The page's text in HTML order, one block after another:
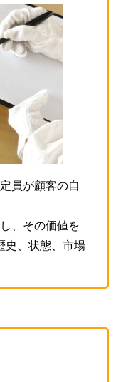
員が顧客の自
、その価値を
史、状態、市場